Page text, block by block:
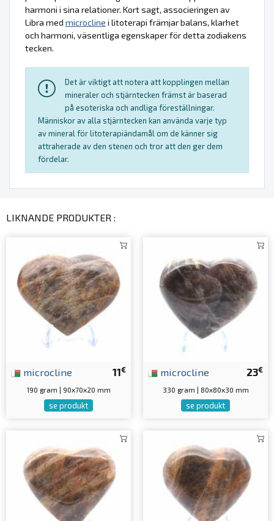
harmoni i sina relationer. Kort sagt, associeringen av
Libra med microcline i litoterapi främjar balans, klarhet
och harmoni, väsentliga egenskaper för detta zodiakens
tecken.
Det är viktigt att notera att kopplingen mellan
mineraler och stjärntecken främst är baserad
på esoteriska och andliga föreställningar.
Människor av alla stjärntecken kan använda varje typ
av mineral för litoterapiändamål om de känner sig
attraherade av den stenen och tror att den ger dem
fördelar.
LIKNANDE PRODUKTER :
11€
microcline
190 gram | 90x70x20 mm
se produkt
23€
microcline
330 gram | 80x80x30 mm
se produkt